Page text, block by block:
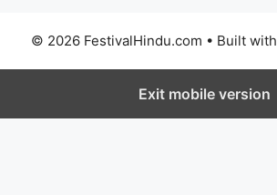
© 2026 FestivalHindu.com • Built with
Exit mobile version